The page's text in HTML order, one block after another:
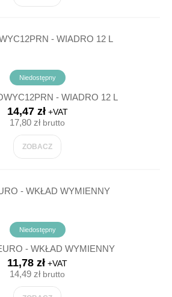
- WIADRO 12 L
Niedostępny
14,47 zł+VAT
17,80 złbrutto
ZOBACZ
- WKŁAD WYMIENNY
Niedostępny
11,78 zł +VAT
14,49 złbrutto